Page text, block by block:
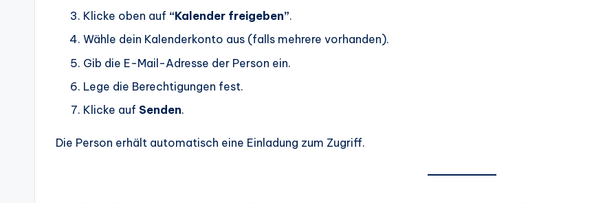
Klicke oben auf “Kalender freigeben”.
Wähle dein Kalenderkonto aus (falls mehrere vorhanden).
Gib die E-Mail-Adresse der Person ein.
Lege die Berechtigungen fest.
Klicke auf Senden.
Die Person erhält automatisch eine Einladung zum Zugriff.